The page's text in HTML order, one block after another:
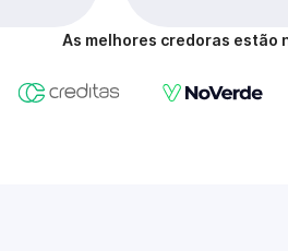
As melhores credoras estão